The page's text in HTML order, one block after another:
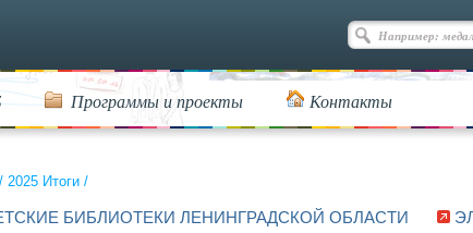
Программы и проекты Контакты
/ 2025 Итоги /
БИБЛИОТЕКИ ЛЕНИНГРАДСКОЙ ОБЛАСТИ